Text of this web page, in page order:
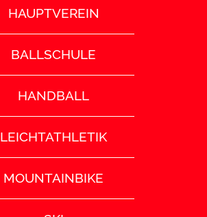
HAUPTVEREIN
BALLSCHULE
HANDBALL
LEICHTATHLETIK
MOUNTAINBIKE